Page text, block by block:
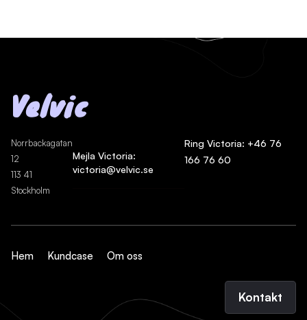
Velvic
Norrbackagatan
12
113 41
Stockholm
Mejla Victoria:
victoria@velvic.se
Ring Victoria: +46 76
166 76 60
Hem Kundcase Om oss
Kontakt